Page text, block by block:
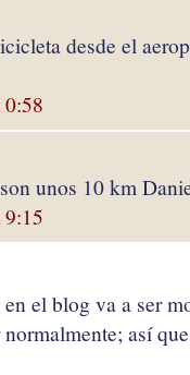
desde el
unos 10 km
el blog va a ser
así